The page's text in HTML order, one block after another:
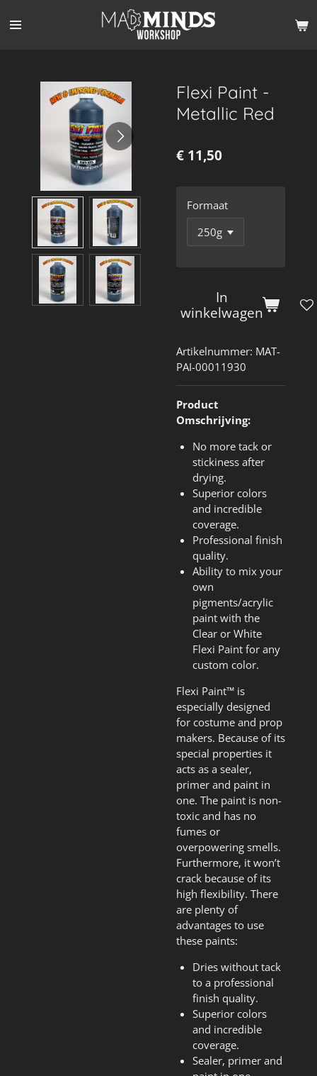
direct
Flexi Paint -
Metallic Red
€ 11,50
Formaat
In
winkelwagen
Artikelnummer: MAT-
PAI-00011930
Product
Omschrijving:
No more tack or
stickiness after
drying.
Superior colors
and incredible
coverage.
Professional finish
quality.
Ability to mix your
own
pigments/acrylic
paint with the
Clear or White
Flexi Paint for any
custom color.
Flexi Paint™ is
especially designed
for costume and prop
makers. Because of its
special properties it
acts as a sealer,
primer and paint in
one. The paint is non-
toxic and has no
fumes or
overpowering smells.
Furthermore, it won’t
crack because of its
high flexibility. There
are plenty of
advantages to use
these paints:
Dries without tack
to a professional
finish quality.
Superior colors
and incredible
coverage.
Sealer, primer and